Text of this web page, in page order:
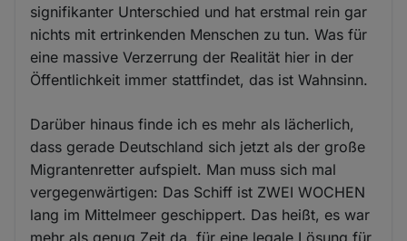
signifikanter Unterschied und hat erstmal rein gar
nichts mit ertrinkenden Menschen zu tun. Was für
eine massive Verzerrung der Realität hier in der
Öffentlichkeit immer stattfindet, das ist Wahnsinn.
Darüber hinaus finde ich es mehr als lächerlich,
dass gerade Deutschland sich jetzt als der große
Migrantenretter aufspielt. Man muss sich mal
vergegenwärtigen: Das Schiff ist ZWEI WOCHEN
lang im Mittelmeer geschippert. Das heißt, es war